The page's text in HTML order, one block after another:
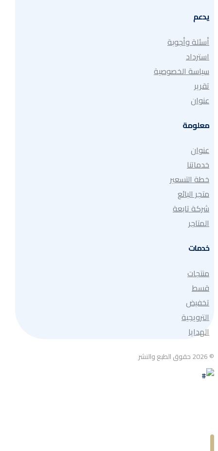
يدعم
أسئلة وأجوبة
استرداد
سياسة الخصوصية
تقرير
عنوان
معلومة
عنوان
خدماتنا
خطة التسعير
متجر البائع
شركة تابعة
المتاجر
خدمات
منتجات
قسط
تخفيض
الترويجية
الهدايا
© 2026 حقوق الطبع والنشر